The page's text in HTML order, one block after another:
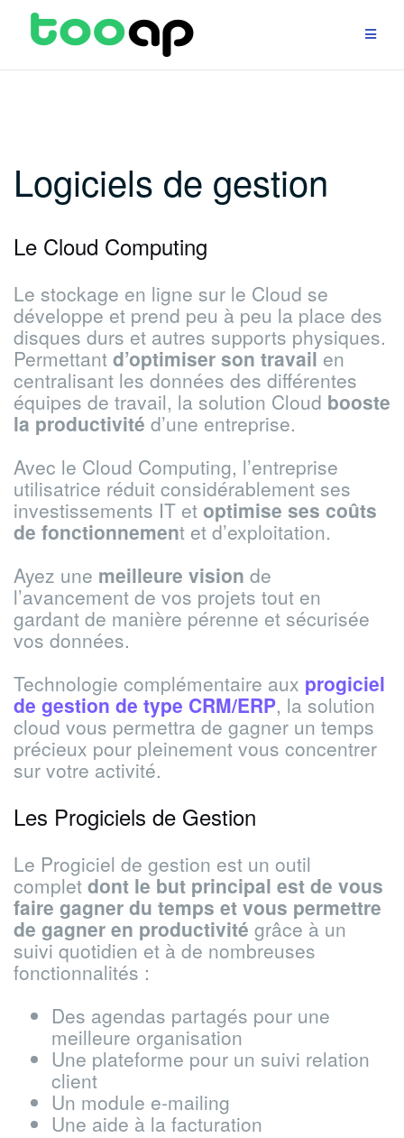
Logiciels de gestion
Le Cloud Computing
Le stockage en ligne sur le Cloud se
développe et prend peu à peu la place des
disques durs et autres supports physiques.
Permettant d’optimiser son travail en
centralisant les données des différentes
équipes de travail, la solution Cloud booste
la productivité d’une entreprise.
Avec le Cloud Computing, l’entreprise
utilisatrice réduit considérablement ses
investissements IT et optimise ses coûts
de fonctionnement et d’exploitation.
Ayez une meilleure vision de
l’avancement de vos projets tout en
gardant de manière pérenne et sécurisée
vos données.
Technologie complémentaire aux progiciel
de gestion de type CRM/ERP, la solution
cloud vous permettra de gagner un temps
précieux pour pleinement vous concentrer
sur votre activité.
Les Progiciels de Gestion
Le Progiciel de gestion est un outil
complet dont le but principal est de vous
faire gagner du temps et vous permettre
de gagner en productivité grâce à un
suivi quotidien et à de nombreuses
fonctionnalités :
Des agendas partagés pour une
meilleure organisation
Une plateforme pour un suivi relation
client
Un module e-mailing
Une aide à la facturation